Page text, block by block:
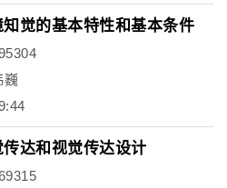
知觉的基本特性和基本条件
巍
传达和视觉传达设计